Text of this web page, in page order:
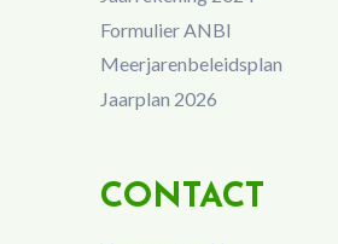
Formulier ANBI
Meerjarenbeleidsplan
Jaarplan 2026
CONTACT